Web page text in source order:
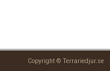
Copyright © Terrariedjur.se